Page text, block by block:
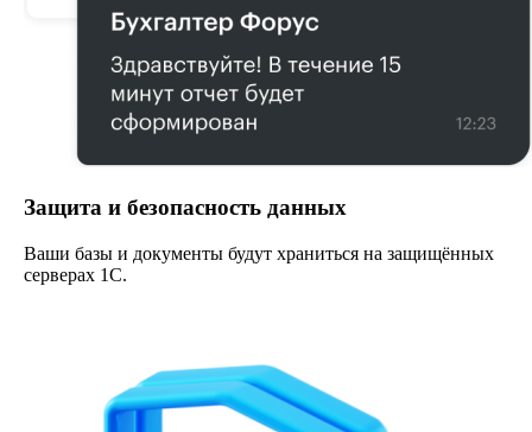
Защита и безопасность данных
Ваши базы и документы будут храниться на защищённых
серверах 1С.